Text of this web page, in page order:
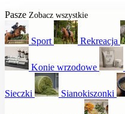
Pasze Zobacz wszystkie
Sport Rekreacja
Konie wrzodowe
Sieczki Sianokiszonki